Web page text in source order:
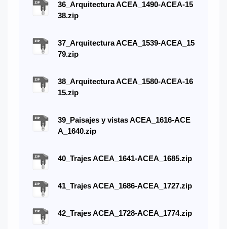
36_Arquitectura ACEA_1490-ACEA-15
38.zip
37_Arquitectura ACEA_1539-ACEA_15
79.zip
38_Arquitectura ACEA_1580-ACEA-16
15.zip
39_Paisajes y vistas ACEA_1616-ACE
A_1640.zip
40_Trajes ACEA_1641-ACEA_1685.zip
41_Trajes ACEA_1686-ACEA_1727.zip
42_Trajes ACEA_1728-ACEA_1774.zip